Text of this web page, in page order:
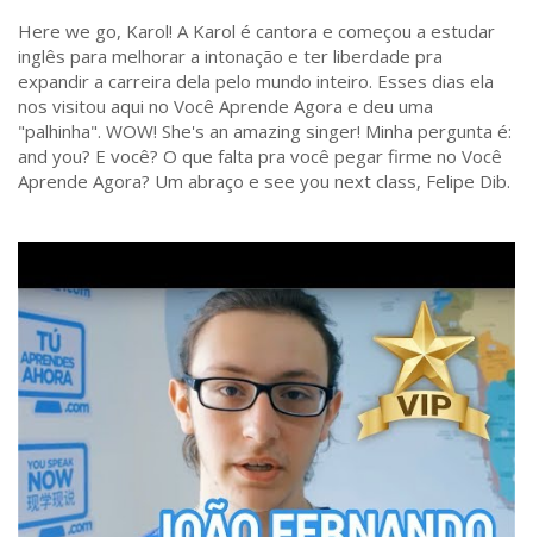
Here we go, Karol! A Karol é cantora e começou a estudar
inglês para melhorar a intonação e ter liberdade pra
expandir a carreira dela pelo mundo inteiro. Esses dias ela
nos visitou aqui no Você Aprende Agora e deu uma
"palhinha". WOW! She's an amazing singer! Minha pergunta é:
and you? E você? O que falta pra você pegar firme no Você
Aprende Agora? Um abraço e see you next class, Felipe Dib.